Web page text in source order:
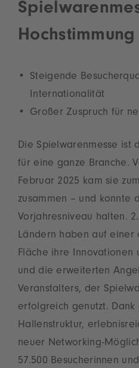
Steigende
Internationalität
Großer Zuspruch für
Die Spielwarenmesse ist
für eine ganze Branche.
Februar 2025 kam sie
zusammen – und konnte
Vorjahresniveau halten.
Ländern haben auf einer
Fläche ihre Innovationen
und die erweiterten
Veranstalters, der
erfolgreich genutzt.
Hallenstruktur,
neuer Networking-
57.500 Besucherinnen